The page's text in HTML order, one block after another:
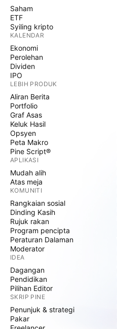
Saham
ETF
Syiling kripto
KALENDAR
Ekonomi
Perolehan
Dividen
IPO
LEBIH PRODUK
Aliran Berita
Portfolio
Graf Asas
Keluk Hasil
Opsyen
Peta Makro
Pine Script®
APLIKASI
Mudah alih
Atas meja
KOMUNITI
Rangkaian sosial
Dinding Kasih
Rujuk rakan
Program pencipta
Peraturan Dalaman
Moderator
IDEA
Dagangan
Pendidikan
Pilihan Editor
SKRIP PINE
Penunjuk & strategi
Pakar